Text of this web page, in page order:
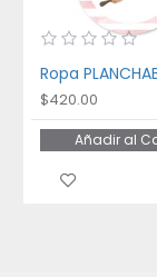
$420.00
Añadir al